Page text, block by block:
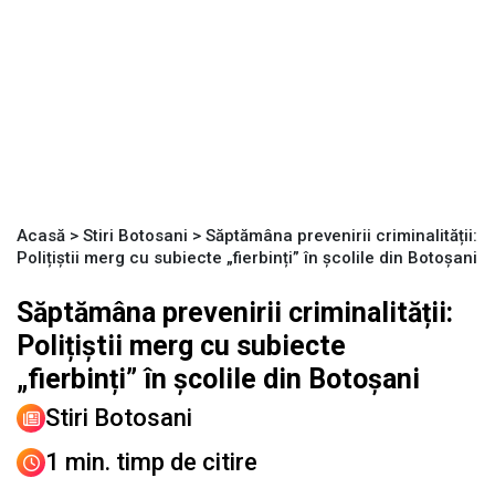
Acasă > Stiri Botosani > Săptămâna prevenirii criminalității:
Polițiștii merg cu subiecte „fierbinți” în școlile din Botoșani
Săptămâna prevenirii criminalității:
Polițiștii merg cu subiecte
„fierbinți” în școlile din Botoșani
Stiri Botosani
1 min. timp de citire